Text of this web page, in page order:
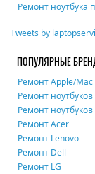
Ремонт ноутбука
Tweets by
ПОПУЛЯРНЫЕ
Ремонт Apple/
Ремонт
Ремонт ноутбуков
Ремонт Acer
Ремонт Lenovo
Ремонт Dell
Ремонт LG